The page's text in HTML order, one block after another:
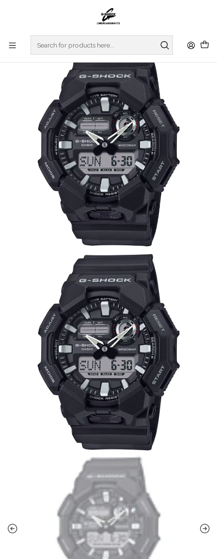
G-SHOCK
Basic Series GA-010-1AER